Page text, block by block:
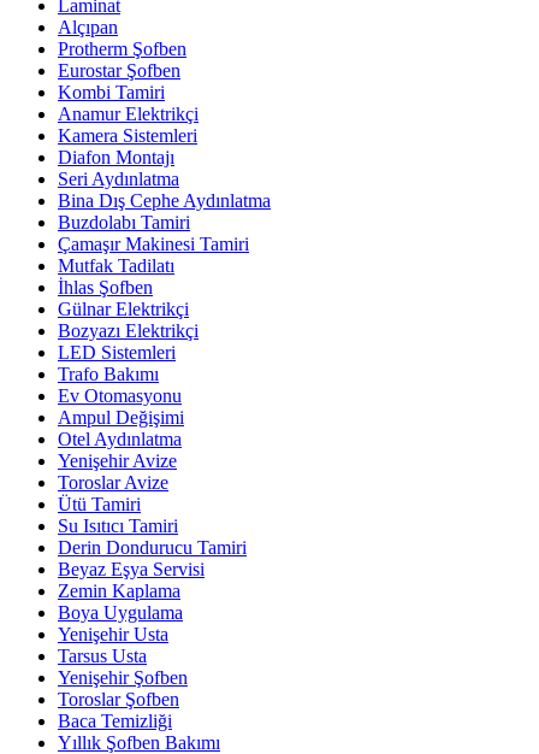
Laminat
Alçıpan
Protherm Şofben
Eurostar Şofben
Kombi Tamiri
Anamur Elektrikçi
Kamera Sistemleri
Diafon Montajı
Seri Aydınlatma
Bina Dış Cephe Aydınlatma
Buzdolabı Tamiri
Çamaşır Makinesi Tamiri
Mutfak Tadilatı
İhlas Şofben
Gülnar Elektrikçi
Bozyazı Elektrikçi
LED Sistemleri
Trafo Bakımı
Ev Otomasyonu
Ampul Değişimi
Otel Aydınlatma
Yenişehir Avize
Toroslar Avize
Ütü Tamiri
Su Isıtıcı Tamiri
Derin Dondurucu Tamiri
Beyaz Eşya Servisi
Zemin Kaplama
Boya Uygulama
Yenişehir Usta
Tarsus Usta
Yenişehir Şofben
Toroslar Şofben
Baca Temizliği
Yıllık Şofben Bakımı